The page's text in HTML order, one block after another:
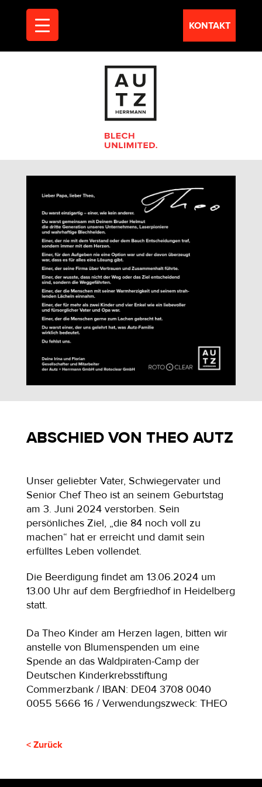
KONTAKT
ABSCHIED VON THEO AUTZ
Unser geliebter Vater, Schwiegervater und
Senior Chef Theo ist an seinem Geburtstag
am 3. Juni 2024 verstorben. Sein
persönliches Ziel, „die 84 noch voll zu
machen“ hat er erreicht und damit sein
erfülltes Leben vollendet.
Die Beerdigung findet am 13.06.2024 um
13.00 Uhr auf dem Bergfriedhof in Heidelberg
statt.
Da Theo Kinder am Herzen lagen, bitten wir
anstelle von Blumenspenden um eine
Spende an das Waldpiraten-Camp der
Deutschen Kinderkrebsstiftung
Commerzbank / IBAN: DE04 3708 0040
0055 5666 16 / Verwendungszweck: THEO
< Zurück